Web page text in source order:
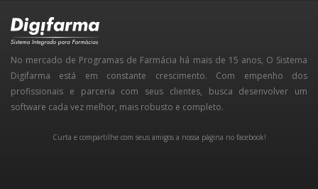
No mercado de Programas de Farmácia há mais de 15 anos, O Sistema
Digifarma está em constante crescimento. Com empenho dos
profissionais e parceria com seus clientes, busca desenvolver um
software cada vez melhor, mais robusto e completo.
Curta e compartilhe com seus amigos a nossa página no facebook!